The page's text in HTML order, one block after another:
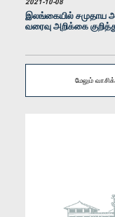
கௌரவ
இலங்கையில் சமுதாய
வரைவு
மேலும்